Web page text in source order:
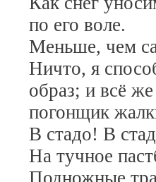
по его воле.
Меньше, чем
Ничто, я
образ; и всё
погонщик
В стадо! В
На тучное
Подножные